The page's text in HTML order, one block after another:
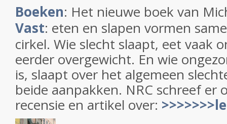
Boeken: Het nieuwe boek van
Vast: eten en slapen vormen
cirkel. Wie slecht slaapt, eet vaak
eerder overgewicht. En wie
is, slaapt over het algemeen
beide aanpakken. NRC schreef er
recensie en artikel over: